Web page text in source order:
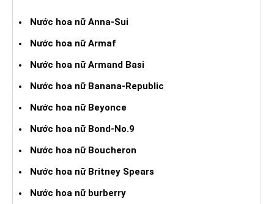
Nước hoa nữ Anna-Sui
Nước hoa nữ Armaf
Nước hoa nữ Armand Basi
Nước hoa nữ Banana-Republic
Nước hoa nữ Beyonce
Nước hoa nữ Bond-No.9
Nước hoa nữ Boucheron
Nước hoa nữ Britney Spears
Nước hoa nữ burberry